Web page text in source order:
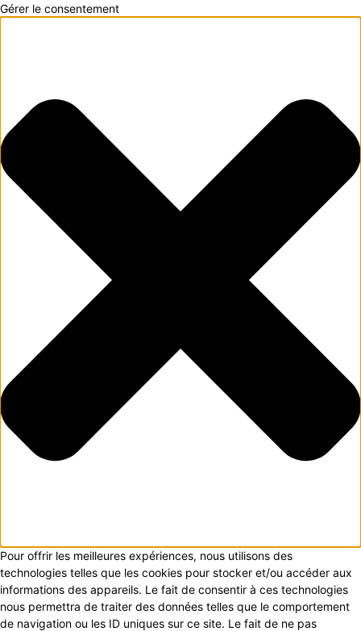
Gérer le consentement
Pour offrir les meilleures expériences, nous utilisons des
technologies telles que les cookies pour stocker et/ou accéder aux
informations des appareils. Le fait de consentir à ces technologies
nous permettra de traiter des données telles que le comportement
de navigation ou les ID uniques sur ce site. Le fait de ne pas